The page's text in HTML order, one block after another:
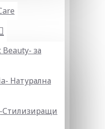
за
Натурална
Стилизиращи